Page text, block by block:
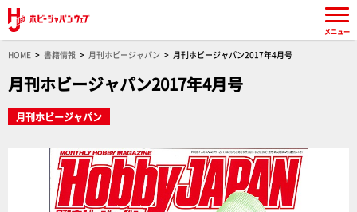
HOME 書籍情報 月刊ホビージャパン 月刊ホビージャパン2017年4月号
月刊ホビージャパン2017年4月号
月刊ホビージャパン
メニュー